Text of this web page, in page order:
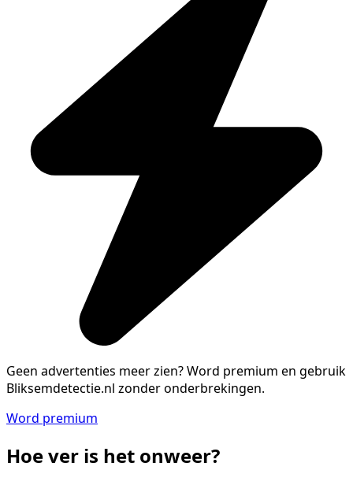
Geen advertenties meer zien?Word premium en gebruik
Bliksemdetectie.nl zonder onderbrekingen.
Word premium
Hoe ver is het onweer?